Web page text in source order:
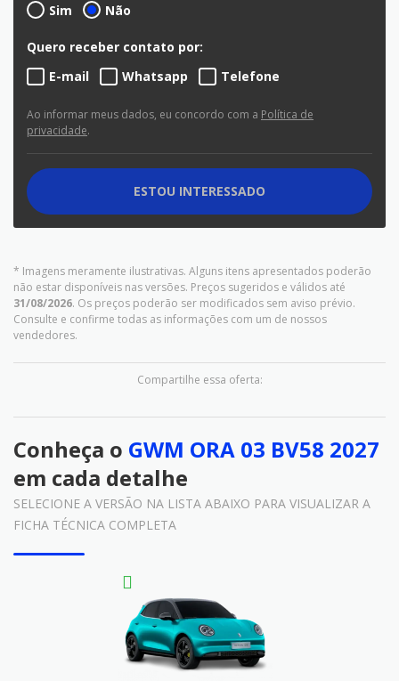
* Imagens meramente ilustrativas. Alguns itens apresentados poderão
não estar disponíveis nas versões. Preços sugeridos e válidos até
31/08/2026. Os preços poderão ser modificados sem aviso prévio.
Consulte e confirme todas as informações com um de nossos
vendedores.
Compartilhe essa oferta:
Sim
Não
Quero receber contato por:
E-mail
Whatsapp Telefone
Ao informar meus dados, eu concordo com a Política de
privacidade.
ESTOU INTERESSADO
Conheça o GWM ORA 03 BV58 2027
em cada detalhe
SELECIONE A VERSÃO NA LISTA ABAIXO PARA VISUALIZAR A
FICHA TÉCNICA COMPLETA